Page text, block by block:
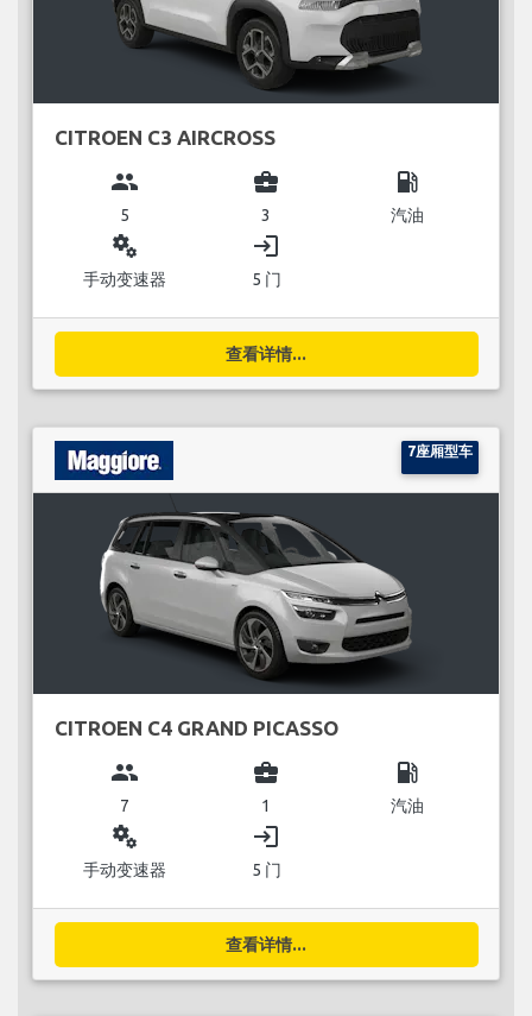
CITROEN C3 AIRCROSS
group
5
business_center
3
local_gas_station
汽油
miscellaneous_services
手动变速器
login
5 门
查看详情...
7座厢型车
CITROEN C4 GRAND PICASSO
group
7
business_center
1
local_gas_station
汽油
miscellaneous_services
手动变速器
login
5 门
查看详情...